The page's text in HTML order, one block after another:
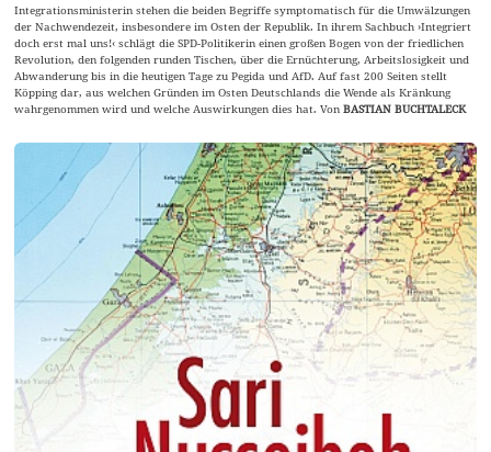
Integrationsministerin stehen die beiden Begriffe symptomatisch für die Umwälzungen
der Nachwendezeit, insbesondere im Osten der Republik. In ihrem Sachbuch ›Integriert
doch erst mal uns!‹ schlägt die SPD-Politikerin einen großen Bogen von der friedlichen
Revolution, den folgenden runden Tischen, über die Ernüchterung, Arbeitslosigkeit und
Abwanderung bis in die heutigen Tage zu Pegida und AfD. Auf fast 200 Seiten stellt
Köpping dar, aus welchen Gründen im Osten Deutschlands die Wende als Kränkung
wahrgenommen wird und welche Auswirkungen dies hat. VonBASTIAN BUCHTALECK